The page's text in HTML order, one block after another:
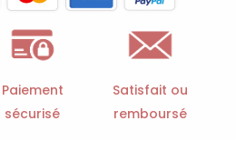
Paiement
sécurisé
Satisfait ou
remboursé